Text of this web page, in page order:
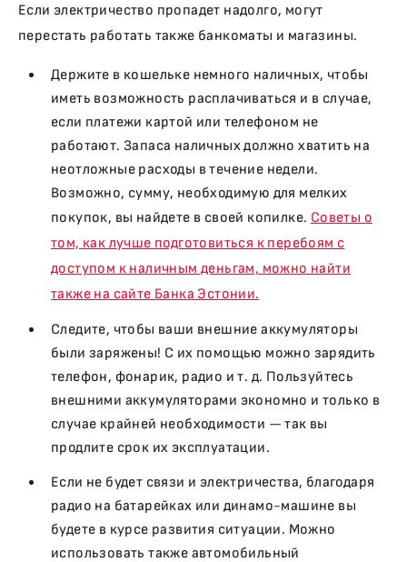
Если электричество пропадет надолго, могут
перестать работать также банкоматы и магазины.
Держите в кошельке немного наличных, чтобы
иметь возможность расплачиваться и в случае,
если платежи картой или телефоном не
работают. Запаса наличных должно хватить на
неотложные расходы в течение недели.
Возможно, сумму, необходимую для мелких
покупок, вы найдете в своей копилке. Советы о
том, как лучше подготовиться к перебоям с
доступом к наличным деньгам, можно найти
также на сайте Банка Эстонии.
Следите, чтобы ваши внешние аккумуляторы
были заряжены! С их помощью можно зарядить
телефон, фонарик, радио и т. д. Пользуйтесь
внешними аккумуляторами экономно и только в
случае крайней необходимости — так вы
продлите срок их эксплуатации.
Если не будет связи и электричества, благодаря
радио на батарейках или динамо-машине вы
будете в курсе развития ситуации. Можно
использовать также автомобильный